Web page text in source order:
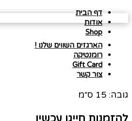
דף הבית
אודות
Shop
הארגזים השווים שלנו !
רומנטיקה
Gift Card
צור קשר
גובה: 15 ס״מ